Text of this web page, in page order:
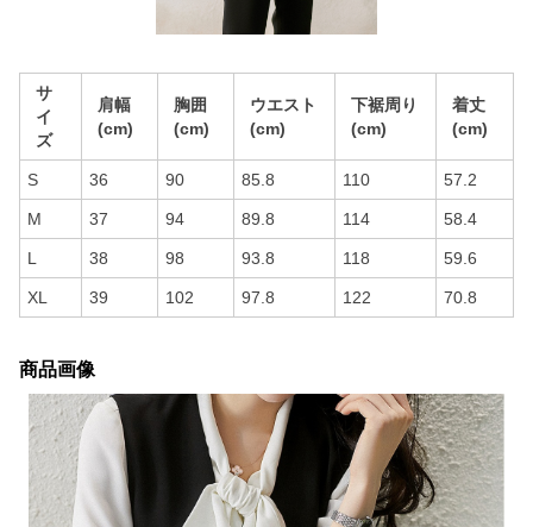
サ
イ
ズ
肩幅
(cm)
胸囲
(cm)
ウエスト
(cm)
下裾周り
(cm)
着丈
(cm)
S 36 90 85.8 110 57.2
M 37 94 89.8 114 58.4
L 38 98 93.8 118 59.6
XL 39 102 97.8 122 70.8
商品画像